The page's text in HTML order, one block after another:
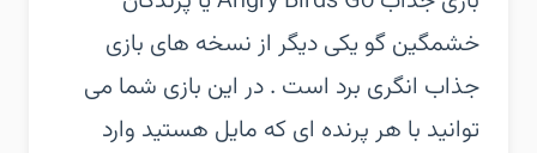
خشمگین گو یکی دیگر از نسخه های بازی
جذاب انگری برد است . در این بازی شما می
توانید با هر پرنده ای که مایل هستید وارد